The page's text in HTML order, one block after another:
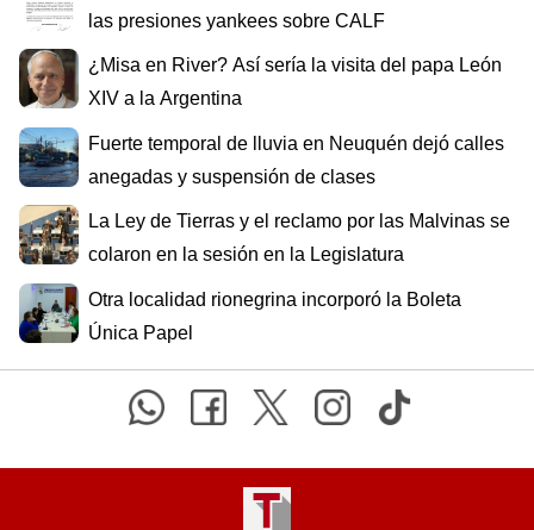
las presiones yankees sobre CALF
¿Misa en River? Así sería la visita del papa León
XIV a la Argentina
Fuerte temporal de lluvia en Neuquén dejó calles
anegadas y suspensión de clases
La Ley de Tierras y el reclamo por las Malvinas se
colaron en la sesión en la Legislatura
Otra localidad rionegrina incorporó la Boleta
Única Papel